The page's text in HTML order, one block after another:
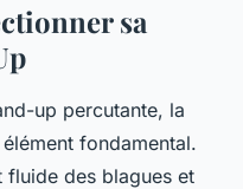
sa
up percutante, la
fondamental.
fluide des blagues et